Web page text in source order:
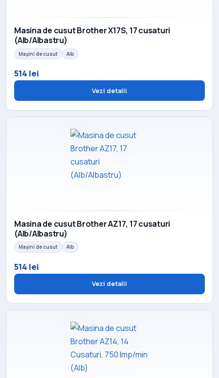
Masina de cusut Brother X17S, 17 cusaturi
(Alb/Albastru)
Mașini de cusut Alb
514 lei
Vezi detalii
Masina de cusut Brother AZ17, 17 cusaturi
(Alb/Albastru)
Mașini de cusut Alb
514 lei
Vezi detalii